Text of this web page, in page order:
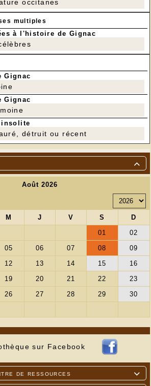

sur Facebook

de ressources
occitanes
multiples
à l'histoire de Gignac
Gignac
Gignac
détruit ou récent